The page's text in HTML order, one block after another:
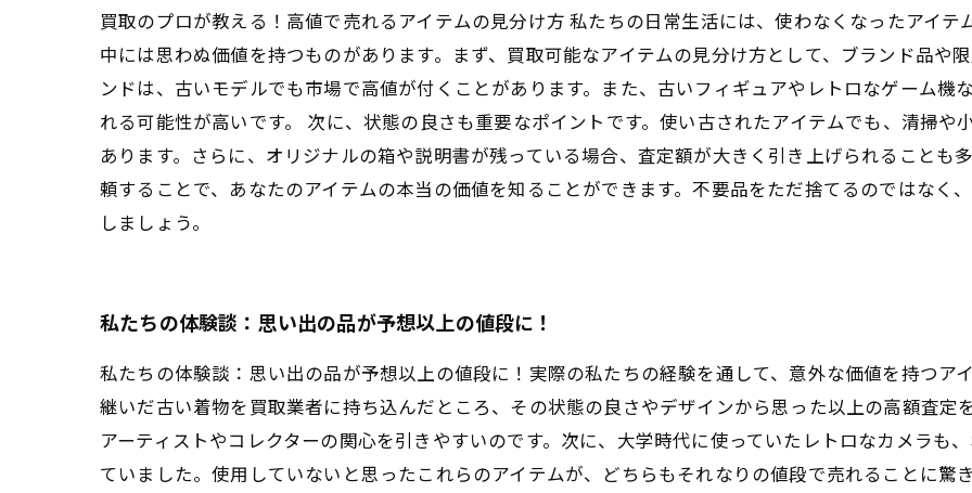
買取のプロが教える！高値で売れるアイテムの見分け方 私たちの日常生活には、使わなくなったアイ
中には思わぬ価値を持つものがあります。まず、買取可能なアイテムの見分け方として、ブランド品や
ンドは、古いモデルでも市場で高値が付くことがあります。また、古いフィギュアやレトロなゲーム機
れる可能性が高いです。 次に、状態の良さも重要なポイントです。使い古されたアイテムでも、清掃
あります。さらに、オリジナルの箱や説明書が残っている場合、査定額が大きく引き上げられることも
頼することで、あなたのアイテムの本当の価値を知ることができます。不要品をただ捨てるのではなく
しましょう。
私たちの体験談：思い出の品が予想以上の値段に！
私たちの体験談：思い出の品が予想以上の値段に！実際の私たちの経験を通して、意外な価値を持つア
継いだ古い着物を買取業者に持ち込んだところ、その状態の良さやデザインから思った以上の高額査定
アーティストやコレクターの関心を引きやすいのです。次に、大学時代に使っていたレトロなカメラも
ていました。使用していないと思ったこれらのアイテムが、どちらもそれなりの値段で売れることに驚